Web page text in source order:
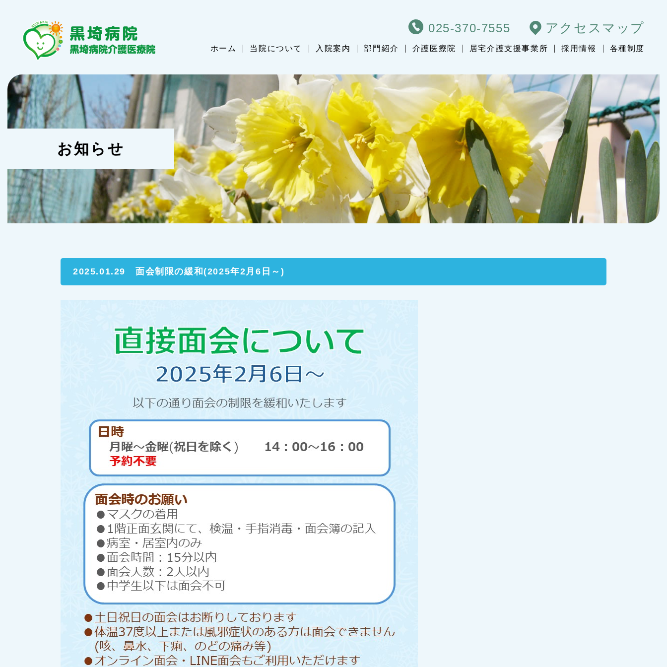
025-370-7555 アクセスマップ
ホーム 当院について 入院案内 部門紹介 介護医療院 居宅介護支援事業所 採用情報 各種制度
お知らせ
2025.01.29 面会制限の緩和(2025年2月6日～)